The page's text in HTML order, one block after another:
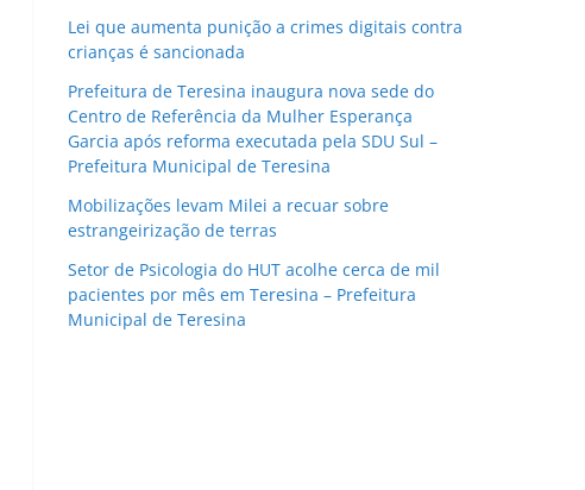
Lei que aumenta punição a crimes digitais contra
crianças é sancionada
Prefeitura de Teresina inaugura nova sede do
Centro de Referência da Mulher Esperança
Garcia após reforma executada pela SDU Sul –
Prefeitura Municipal de Teresina
Mobilizações levam Milei a recuar sobre
estrangeirização de terras
Setor de Psicologia do HUT acolhe cerca de mil
pacientes por mês em Teresina – Prefeitura
Municipal de Teresina